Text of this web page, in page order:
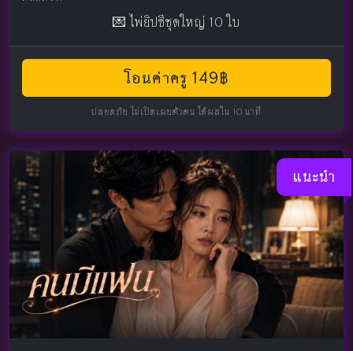
💌 ไพ่ยิปซีชุดใหญ่ 10 ใบ
โอนค่าครู 149฿
ปลอดภัย ไม่เปิดเผยตัวตน ได้ผลใน 10 นาที
แนะนำ